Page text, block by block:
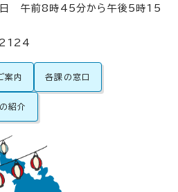
日 午前8時45分から午後5時15
案内 各課の窓口
紹介